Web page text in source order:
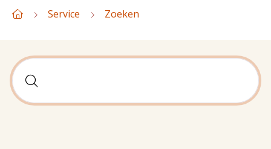
Service Zoeken